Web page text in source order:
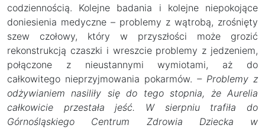
codziennością. Kolejne badania i kolejne niepokojące
doniesienia medyczne – problemy z wątrobą, zrośnięty
szew czołowy, który w przyszłości może grozić
rekonstrukcją czaszki i wreszcie problemy z jedzeniem,
połączone z nieustannymi wymiotami, aż do
całkowitego nieprzyjmowania pokarmów. – Problemy z
odżywianiem nasiliły się do tego stopnia, że Aurelia
całkowicie przestała jeść. W sierpniu trafiła do
Górnośląskiego Centrum Zdrowia Dziecka w